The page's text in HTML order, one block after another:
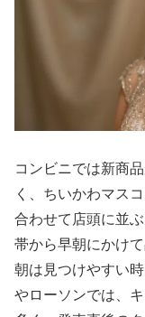
コンビニでは新商
く、ちいかわマス
合わせて店頭に並
帯から早朝にかけ
朝は見つけやすい
やローソンでは、